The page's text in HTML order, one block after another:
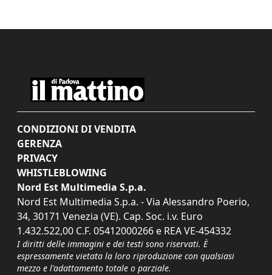
CONDIZIONI DI VENDITA
GERENZA
PRIVACY
WHISTLEBLOWING
Nord Est Multimedia S.p.a.
Nord Est Multimedia S.p.a. - Via Alessandro Poerio,
34, 30171 Venezia (VE). Cap. Soc. i.v. Euro
1.432.522,00 C.F. 05412000266 e REA VE-454332
I diritti delle immagini e dei testi sono riservati. È
espressamente vietata la loro riproduzione con qualsiasi
mezzo e l'adattamento totale o parziale.